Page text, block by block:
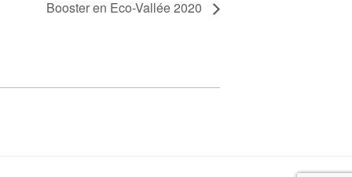
Booster en Eco-Vallée 2020